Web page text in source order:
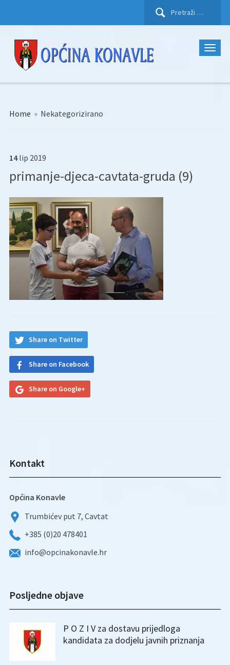
Pretraži:
Home » Nekategorizirano
14 lip 2019
primanje-djeca-cavtata-gruda (9)
Share on Twitter
Share on Facebook
Share on Google+
Kontakt
Općina Konavle
Trumbićev put 7, Cavtat
+385 (0)20 478401
info@opcinakonavle.hr
Posljedne objave
P O Z I V za dostavu prijedloga
kandidata za dodjelu javnih priznanja